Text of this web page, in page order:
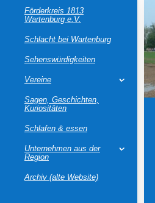
Förderkreis 1813
Wartenburg e.V.
Schlacht bei Wartenburg
Sehenswürdigkeiten
Vereine
Sagen, Geschichten,
Kuriositäten
Schlafen & essen
Unternehmen aus der
Region
Archiv (alte Website)